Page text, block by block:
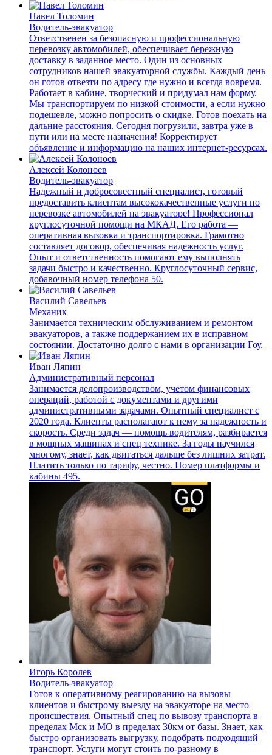
Павел Толомин
Водитель-эвакуатор
Ответственен за безопасную и профессиональную
перевозку автомобилей, обеспечивает бережную
доставку в заданное место. Один из основных
сотрудников нашей эвакуаторной службы. Каждый день
он готов отвезти по адресу где нужно и всегда вовремя.
Работает в кабине, творческий и придумал нам форму.
Мы транспортируем по низкой стоимости, а если нужно
подешевле, можно попросить о скидке. Готов поехать на
дальние расстояния. Сегодня погрузили, завтра уже в
пути или на месте назначения! Корректирует
объявление и информацию на наших интернет-ресурсах.
Алексей Колоноев
Водитель-эвакуатор
Надежный и добросовестный специалист, готовый
предоставить клиентам высококачественные услуги по
перевозке автомобилей на эвакуаторе! Профессионал
круглосуточной помощи на МКАД. Его работа —
оперативная вызовка и транспортировка. Грамотно
составляет договор, обеспечивая надежность услуг.
Опыт и ответственность помогают ему выполнять
задачи быстро и качественно. Круглосуточный сервис,
добавочный номер телефона 50.
Василий Савельев
Механик
Занимается техническим обслуживанием и ремонтом
эвакуаторов, а также поддержанием их в исправном
состоянии. Достаточно долго с нами в организации Гоу.
Иван Ляпин
Административный персонал
Занимается делопроизводством, учетом финансовых
операций, работой с документами и другими
административными задачами. Опытный специалист с
2020 года. Клиенты располагают к нему за надежность и
скорость. Среди задач — помощь водителям, разбирается
в мощных машинах и спец технике. За годы научился
многому, знает, как двигаться дальше без лишних затрат.
Платить только по тарифу, честно. Номер платформы и
кабины 495.
Игорь Королев
Водитель-эвакуатор
Готов к оперативному реагированию на вызовы
клиентов и быстрому выезду на эвакуаторе на место
происшествия. Опытный спец по вывозу транспорта в
пределах Мск и МО в пределах 30км от базы. Знает, как
быстро организовать выгрузку, подобрать подходящий
транспорт. Услуги могут стоить по-разному в